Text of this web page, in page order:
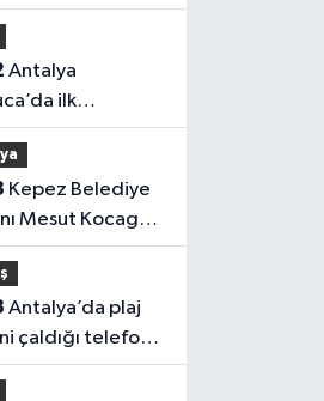
ilk
Mesut Kocagöz
sorununa
arıyor
çaldığı telefon